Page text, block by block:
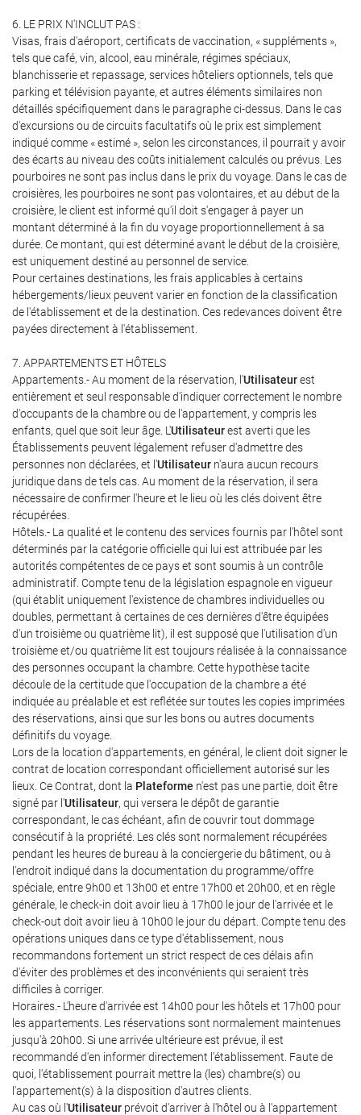
6. LE PRIX N'INCLUT PAS :
Visas, frais d'aéroport, certificats de vaccination, « suppléments »,
tels que café, vin, alcool, eau minérale, régimes spéciaux,
blanchisserie et repassage, services hôteliers optionnels, tels que
parking et télévision payante, et autres éléments similaires non
détaillés spécifiquement dans le paragraphe ci-dessus. Dans le cas
d'excursions ou de circuits facultatifs où le prix est simplement
indiqué comme « estimé », selon les circonstances, il pourrait y avoir
des écarts au niveau des coûts initialement calculés ou prévus. Les
pourboires ne sont pas inclus dans le prix du voyage. Dans le cas de
croisières, les pourboires ne sont pas volontaires, et au début de la
croisière, le client est informé qu'il doit s'engager à payer un
montant déterminé à la fin du voyage proportionnellement à sa
durée. Ce montant, qui est déterminé avant le début de la croisière,
est uniquement destiné au personnel de service.
Pour certaines destinations, les frais applicables à certains
hébergements/lieux peuvent varier en fonction de la classification
de l'établissement et de la destination. Ces redevances doivent être
payées directement à l'établissement.
7. APPARTEMENTS ET HÔTELS
Appartements.- Au moment de la réservation, l'Utilisateurest
entièrement et seul responsable d'indiquer correctement le nombre
d'occupants de la chambre ou de l'appartement, y compris les
enfants, quel que soit leur âge. L'Utilisateurest averti que les
Établissements peuvent légalement refuser d'admettre des
personnes non déclarées, et l'Utilisateur n'aura aucun recours
juridique dans de tels cas. Au moment de la réservation, il sera
nécessaire de confirmer l'heure et le lieu où les clés doivent être
récupérées.
Hôtels.- La qualité et le contenu des services fournis par l'hôtel sont
déterminés par la catégorie officielle qui lui est attribuée par les
autorités compétentes de ce pays et sont soumis à un contrôle
administratif. Compte tenu de la législation espagnole en vigueur
(qui établit uniquement l'existence de chambres individuelles ou
doubles, permettant à certaines de ces dernières d'être équipées
d'un troisième ou quatrième lit), il est supposé que l'utilisation d'un
troisième et/ou quatrième lit est toujours réalisée à la connaissance
des personnes occupant la chambre. Cette hypothèse tacite
découle de la certitude que l'occupation de la chambre a été
indiquée au préalable et est reflétée sur toutes les copies imprimées
des réservations, ainsi que sur les bons ou autres documents
définitifs du voyage.
Lors de la location d'appartements, en général, le client doit signer le
contrat de location correspondant officiellement autorisé sur les
lieux. Ce Contrat, dont la Plateforme n'est pas une partie, doit être
signé par l'Utilisateur, qui versera le dépôt de garantie
correspondant, le cas échéant, afin de couvrir tout dommage
consécutif à la propriété. Les clés sont normalement récupérées
pendant les heures de bureau à la conciergerie du bâtiment, ou à
l'endroit indiqué dans la documentation du programme/offre
spéciale, entre 9h00 et 13h00 et entre 17h00 et 20h00, et en règle
générale, le check-in doit avoir lieu à 17h00 le jour de l'arrivée et le
check-out doit avoir lieu à 10h00 le jour du départ. Compte tenu des
opérations uniques dans ce type d'établissement, nous
recommandons fortement un strict respect de ces délais afin
d'éviter des problèmes et des inconvénients qui seraient très
difficiles à corriger.
Horaires.- L'heure d'arrivée est 14h00 pour les hôtels et 17h00 pour
les appartements. Les réservations sont normalement maintenues
jusqu'à 20h00. Si une arrivée ultérieure est prévue, il est
recommandé d'en informer directement l'établissement. Faute de
quoi, l'établissement pourrait mettre la (les) chambre(s) ou
l'appartement(s) à la disposition d'autres clients.
Au cas où l'Utilisateur prévoit d'arriver à l'hôtel ou à l'appartement